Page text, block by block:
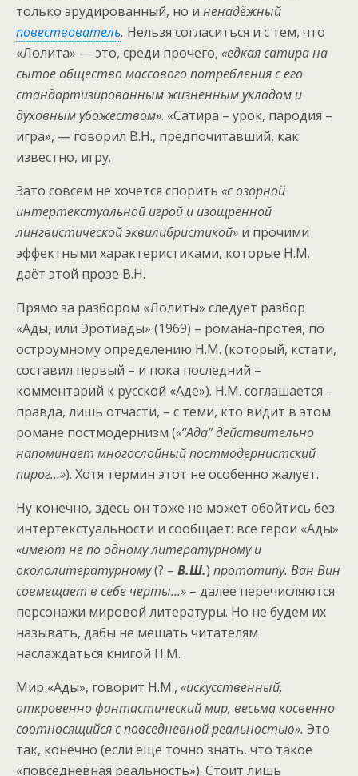
только эрудированный, но и ненадёжный
повествователь. Нельзя согласиться и с тем, что
«Лолита» — это, среди прочего, «едкая сатира на
сытое общество массового потребления с его
стандартизированным жизненным укладом и
духовным убожеством». «Сатира – урок, пародия –
игра», — говорил В.Н., предпочитавший, как
известно, игру.
Зато совсем не хочется спорить «с озорной
интертекстуальной игрой и изощренной
лингвистической эквилибристикой» и прочими
эффектными характеристиками, которые Н.М.
даёт этой прозе В.Н.
Прямо за разбором «Лолиты» следует разбор
«Ады, или Эротиады» (1969) – романа-протея, по
остроумному определению Н.М. (который, кстати,
составил первый – и пока последний –
комментарий к русской «Аде»). Н.М. соглашается –
правда, лишь отчасти, – с теми, кто видит в этом
романе постмодернизм («“Ада” действительно
напоминает многослойный постмодернистский
пирог…»). Хотя термин этот не особенно жалует.
Ну конечно, здесь он тоже не может обойтись без
интертекстуальности и сообщает: все герои «Ады»
«имеют не по одному литературному и
окололитературному(? – В.Ш.) прототипу. Ван Вин
совмещает в себе черты…» – далее перечисляются
персонажи мировой литературы. Но не будем их
называть, дабы не мешать читателям
наслаждаться книгой Н.М.
Мир «Ады», говорит Н.М., «искусственный,
откровенно фантастический мир, весьма косвенно
соотносящийся с повседневной реальностью». Это
так, конечно (если еще точно знать, что такое
«повседневная реальность»). Стоит лишь